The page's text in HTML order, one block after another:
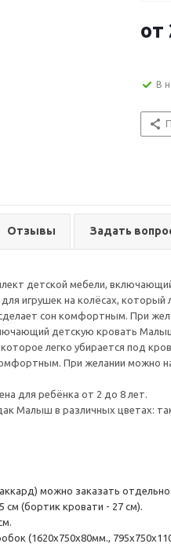
от
В
Отзывы Задать
детской мебели,
игрушек на колёсах, который
сон комфортным. При
детскую кровать
легко убирается под
При желании можно
для ребёнка от 2 до 8 лет.
Малыш в различных цветах:
можно заказать отдельно.
см (бортик кровати - 27 см).
(1620х750х80мм.,